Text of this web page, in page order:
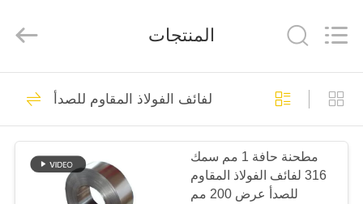
المنزل
المنتجات
فيديوهات
المقاوم
للصدأ
©
Reserved.
لوحة مسطحة من
الفولاذ المقاوم للصدأ
المنتجات
لفائف الفولاذ المقاوم للصدأ
مطحنة حافة 1 مم سمك
316 لفائف الفولاذ المقاوم
للصدأ عرض 200 مم